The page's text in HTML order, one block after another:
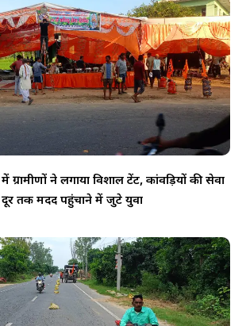
ने लगाया विशाल टेंट, कांवड़ियों की सेवा
तक मदद पहुंचाने में जुटे युवा